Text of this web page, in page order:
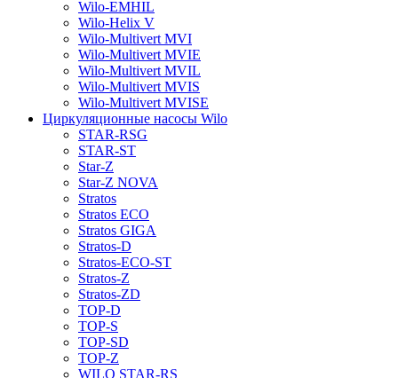
Wilo-EMHIL
Wilo-Helix V
Wilo-Multivert MVI
Wilo-Multivert MVIE
Wilo-Multivert MVIL
Wilo-Multivert MVIS
Wilo-Multivert MVISE
Циркуляционные насосы Wilo
STAR-RSG
STAR-ST
Star-Z
Star-Z NOVA
Stratos
Stratos ECO
Stratos GIGA
Stratos-D
Stratos-ECO-ST
Stratos-Z
Stratos-ZD
TOP-D
TOP-S
TOP-SD
TOP-Z
WILO STAR-RS